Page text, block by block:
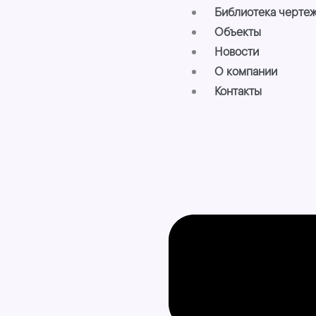
Библиотека
Объекты
Новости
О компании
Контакты